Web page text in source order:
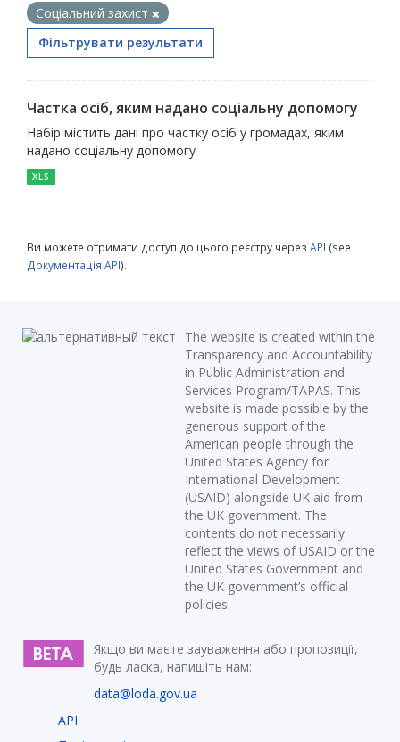
Соціальний захист
Фільтрувати результати
Частка осіб, яким надано соціальну допомогу
Набір містить дані про частку осіб у громадах, яким
надано соціальну допомогу
XLS
Ви можете отримати доступ до цього реєстру через API (see
Документація API).
The website is created within the
Transparency and Accountability
in Public Administration and
Services Program/TAPAS. This
website is made possible by the
generous support of the
American people through the
United States Agency for
International Development
(USAID) alongside UK aid from
the UK government. The
contents do not necessarily
reflect the views of USAID or the
United States Government and
the UK government’s official
policies.
Якщо ви маєте зауваження або пропозиції,
будь ласка, напишіть нам:
data@loda.gov.ua
API